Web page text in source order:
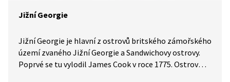
Jižní Georgie
Jižní Georgie je hlavní z ostrovů britského zámořského
území zvaného Jižní Georgie a Sandwichovy ostrovy.
Poprvé se tu vylodil James Cook v roce 1775. Ostrov